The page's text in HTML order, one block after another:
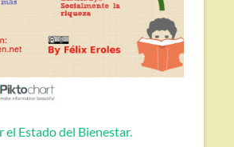
el Estado del Bienestar.